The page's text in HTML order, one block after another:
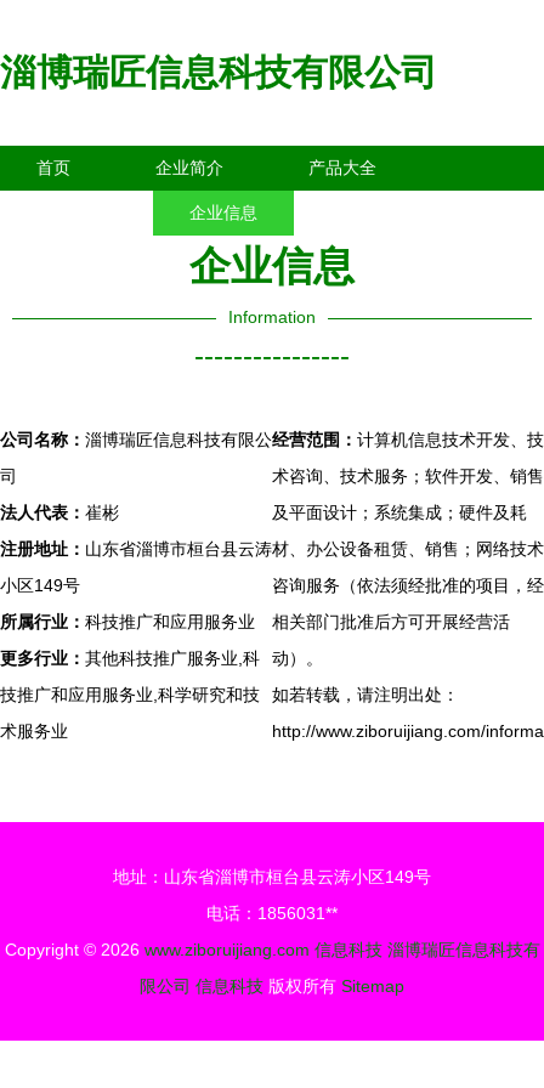
淄博瑞匠信息科技有限公司
首页 企业简介 产品大全
企业信息
企业信息
Information
----------------
公司名称： 淄博瑞匠信息科技有限公
司
法人代表： 崔彬
注册地址： 山东省淄博市桓台县云涛
小区149号
所属行业： 科技推广和应用服务业
更多行业： 其他科技推广服务业,科
技推广和应用服务业,科学研究和技
术服务业
经营范围： 计算机信息技术开发、技
术咨询、技术服务；软件开发、销售
及平面设计；系统集成；硬件及耗
材、办公设备租赁、销售；网络技术
咨询服务（依法须经批准的项目，经
相关部门批准后方可开展经营活
动）。
如若转载，请注明出处：
http://www.ziboruijiang.com/
地址：山东省淄博市桓台县云涛小区149号
电话：1856031**
Copyright © 2026 www.ziboruijiang.com 信息科技 淄博瑞匠信息科技有
限公司 信息科技 版权所有 Sitemap